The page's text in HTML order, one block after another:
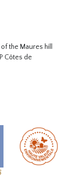
the Maures hill
Côtes de